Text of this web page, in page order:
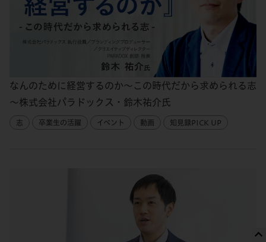
なんのために経営するのか～この時代だから求められる志
～株式会社パラドックス・鈴木祐介氏
志 卒業生の活躍 イベント 動画 知見録PICK UP